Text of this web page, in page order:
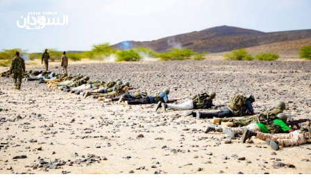
برئاسة السفير السعودي لدى السودان لبحث مشاريع اسعافية
لدعم السودان، مبشرًا بأن مخرجات هذه اللجنة سترى النور
قريباً.
هاشتاق ذات صله :
التالي